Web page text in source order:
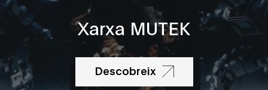
Xarxa MUTEK
Descobreix